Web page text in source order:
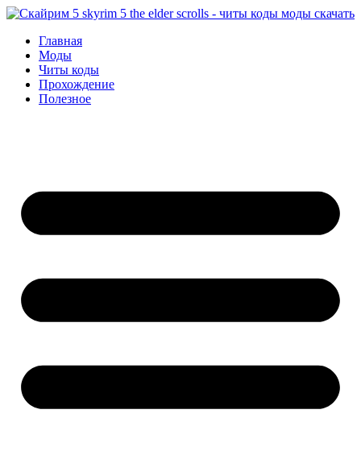
Перейти
содержимому
Главная
Моды
Читы коды
Прохождение
Полезное